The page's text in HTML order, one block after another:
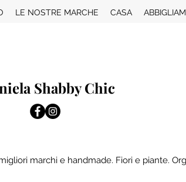
LE NOSTRE MARCHE CASA
Shabby Chic
marchi e handmade. Fiori e piante.